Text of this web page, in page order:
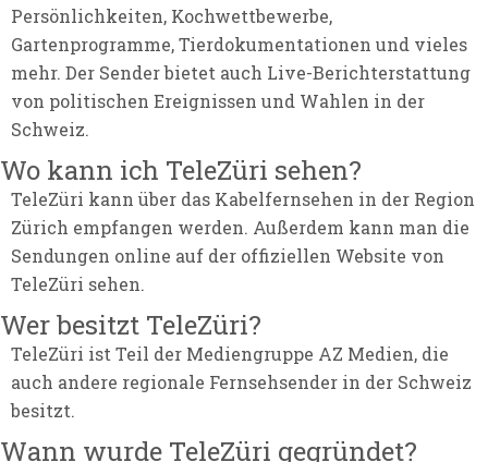
Persönlichkeiten, Kochwettbewerbe,
Gartenprogramme, Tierdokumentationen und vieles
mehr. Der Sender bietet auch Live-Berichterstattung
von politischen Ereignissen und Wahlen in der
Schweiz.
Wo kann ich TeleZüri sehen?
TeleZüri kann über das Kabelfernsehen in der Region
Zürich empfangen werden. Außerdem kann man die
Sendungen online auf der offiziellen Website von
TeleZüri sehen.
Wer besitzt TeleZüri?
TeleZüri ist Teil der Mediengruppe AZ Medien, die
auch andere regionale Fernsehsender in der Schweiz
besitzt.
Wann wurde TeleZüri gegründet?